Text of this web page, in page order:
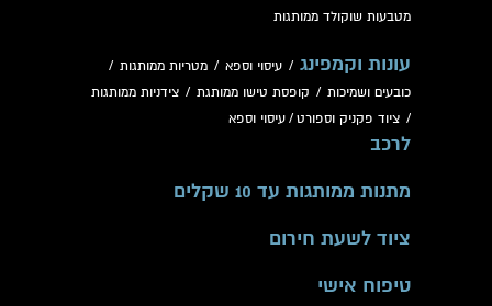
מטבעות שוקולד ממותגות
עונות וקמפינג / עיסוי וספא / מטריות ממותגות /
כובעים ושמיכות / קופסת טישו ממותגת / צידניות ממותגות
/ ציוד פקניק וספורט / עיסוי וספא
לרכב
מתנות ממותגות עד 10 שקלים
ציוד לשעת חירום
טיפוח אישי